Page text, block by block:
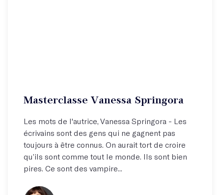
Masterclasse Vanessa Springora
Les mots de l'autrice, Vanessa Springora - Les
écrivains sont des gens qui ne gagnent pas
toujours à être connus. On aurait tort de croire
qu’ils sont comme tout le monde. Ils sont bien
pires. Ce sont des vampire...